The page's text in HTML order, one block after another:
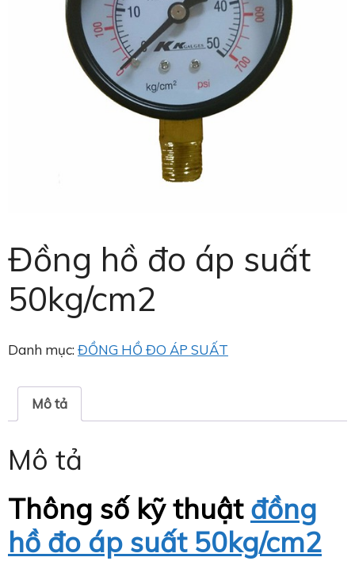
Đồng hồ đo áp suất
50kg/cm2
Danh mục:ĐỒNG HỒ ĐO ÁP SUẤT
Mô tả
Mô tả
Thông số kỹ thuật đồng
hồ đo áp suất 50kg/cm2